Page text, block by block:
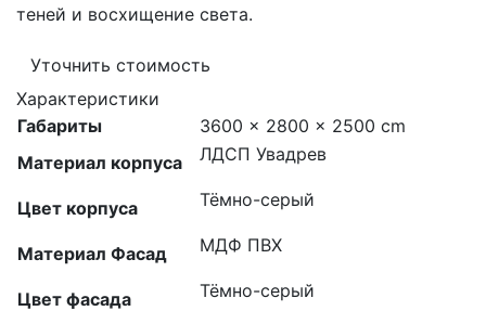
теней и восхищение света.
Уточнить стоимость
Характеристики
Габариты
3600 × 2800 × 2500 cm
Материал корпуса
ЛДСП Увадрев
Цвет корпуса Тёмно-серый
Материал Фасад МДФ ПВХ
Цвет фасада Тёмно-серый